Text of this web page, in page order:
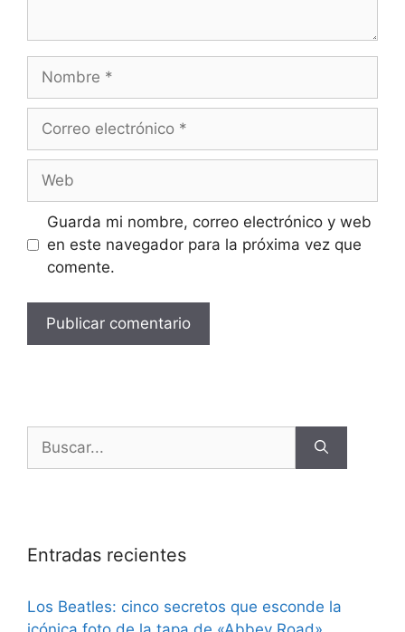
Guarda mi nombre, correo electrónico y web
en este navegador para la próxima vez que
comente.
Entradas recientes
Los Beatles: cinco secretos que esconde la